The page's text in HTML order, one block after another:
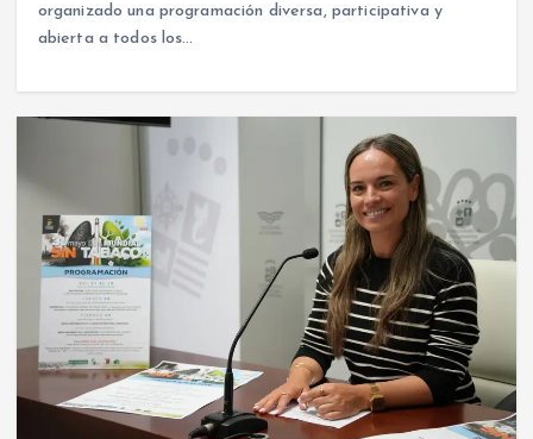
organizado una programación diversa, participativa y
abierta a todos los…